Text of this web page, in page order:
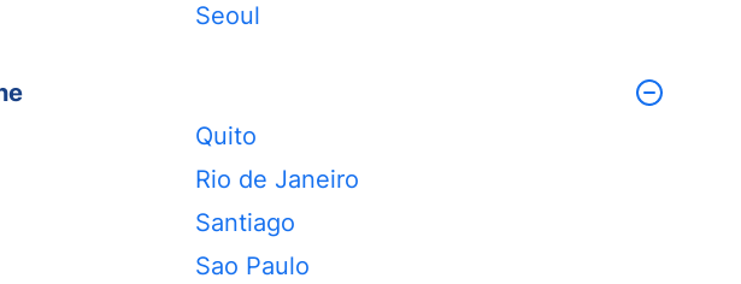
Seoul
Quito
Rio de Janeiro
Santiago
Sao Paulo